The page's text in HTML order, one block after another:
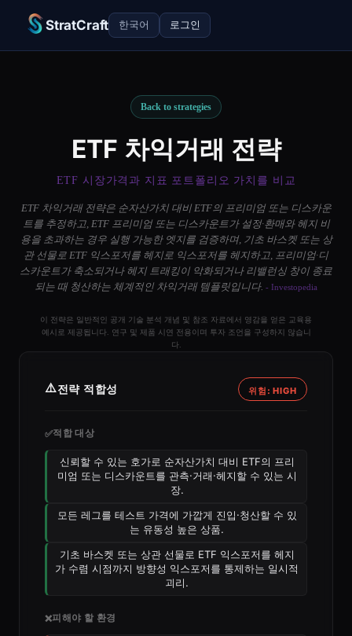
StratCraft 한국어 로그인
Back to strategies
ETF 차익거래 전략
ETF 시장가격과 지표 포트폴리오 가치를 비교
ETF 차익거래 전략은 순자산가치 대비 ETF의 프리미엄 또는 디스카운
트를 추정하고, ETF 프리미엄 또는 디스카운트가 설정·환매와 헤지 비
용을 초과하는 경우 실행 가능한 엣지를 검증하며, 기초 바스켓 또는 상
관 선물로 ETF 익스포저를 헤지로 익스포저를 헤지하고, 프리미엄·디
스카운트가 축소되거나 헤지 트래킹이 악화되거나 리밸런싱 창이 종료
되는 때 청산하는 체계적인 차익거래 템플릿입니다. - Investopedia
이 전략은 일반적인 공개 기술 분석 개념 및 참조 자료에서 영감을 얻은 교육용
예시로 제공됩니다. 연구 및 제품 시연 전용이며 투자 조언을 구성하지 않습니
다.
⚠️전략 적합성 위험: HIGH
✅적합 대상
신뢰할 수 있는 호가로 순자산가치 대비 ETF의 프리
미엄 또는 디스카운트를 관측·거래·헤지할 수 있는 시
장.
모든 레그를 테스트 가격에 가깝게 진입·청산할 수 있
는 유동성 높은 상품.
기초 바스켓 또는 상관 선물로 ETF 익스포저를 헤지
가 수렴 시점까지 방향성 익스포저를 통제하는 일시적
괴리.
❌피해야 할 환경